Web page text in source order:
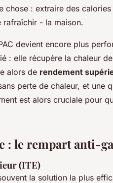
chose : extraire des
rafraîchir - la maison.
devient encore plus
: elle récupère la chaleur
alors de rendement
perte de chaleur, et une
est alors cruciale pour
: le rempart anti-
(ITE)
la solution la plus